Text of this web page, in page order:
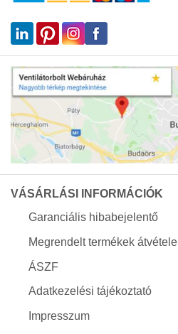
VÁSÁRLÁSI INFORMÁCIÓK
Garanciális hibabejelentő
Megrendelt termékek átvétele
ÁSZF
Adatkezelési tájékoztató
Impresszum